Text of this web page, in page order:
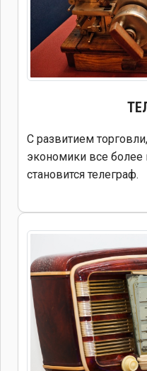
С развитием
экономики все
становится телеграф.